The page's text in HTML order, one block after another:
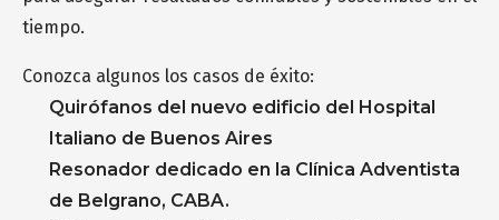
tiempo.
Conozca algunos los casos de éxito:
Quirófanos del nuevo edificio del Hospital
Italiano de Buenos Aires
Resonador dedicado en la Clínica Adventista
de Belgrano, CABA.